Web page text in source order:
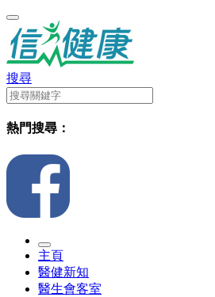
搜尋
熱門搜尋：
主頁
醫健新知
醫生會客室